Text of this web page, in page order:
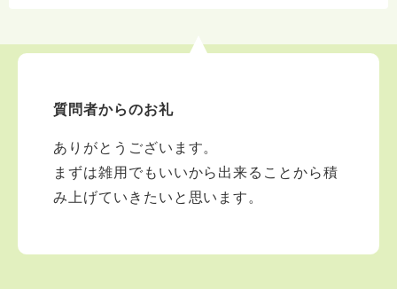
質問者からのお礼
ありがとうございます。
まずは雑用でもいいから出来ることから積
み上げていきたいと思います。